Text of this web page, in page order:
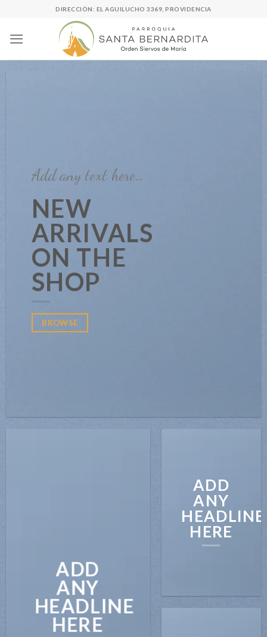
content
DIRECCIÓN: EL AGUILUCHO 3369, PROVIDENCIA
Add any text here…
NEW
ARRIVALS
ON THE
SHOP
BROWSE
ADD
ANY
HEADLINE
HERE
ADD
ANY
HEADLINE
HERE